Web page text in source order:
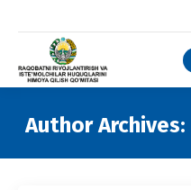
Author Archives: